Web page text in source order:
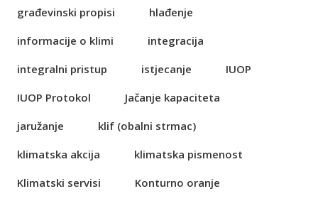
građevinski propisi
hlađenje
informacije o klimi
integracija
integralni pristup
istjecanje
IUOP
IUOP Protokol
Jačanje kapaciteta
jaružanje
klif (obalni strmac)
klimatska akcija
klimatska pismenost
Klimatski servisi
Konturno oranje